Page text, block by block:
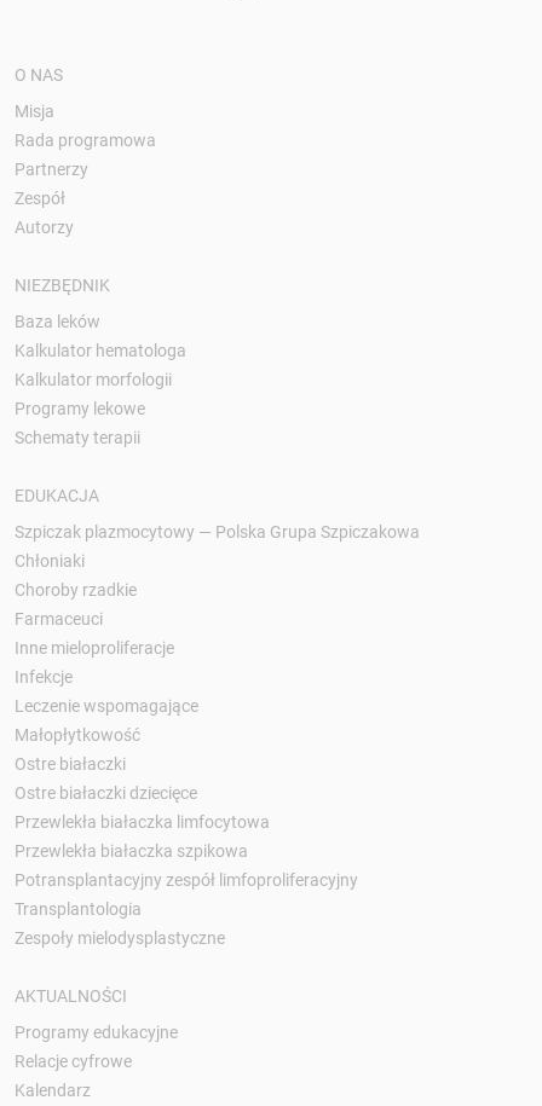
O NAS
Misja
Rada programowa
Partnerzy
Zespół
Autorzy
NIEZBĘDNIK
Baza leków
Kalkulator hematologa
Kalkulator morfologii
Programy lekowe
Schematy terapii
EDUKACJA
Szpiczak plazmocytowy — Polska Grupa Szpiczakowa
Chłoniaki
Choroby rzadkie
Farmaceuci
Inne mieloproliferacje
Infekcje
Leczenie wspomagające
Małopłytkowość
Ostre białaczki
Ostre białaczki dziecięce
Przewlekła białaczka limfocytowa
Przewlekła białaczka szpikowa
Potransplantacyjny zespół limfoproliferacyjny
Transplantologia
Zespoły mielodysplastyczne
AKTUALNOŚCI
Programy edukacyjne
Relacje cyfrowe
Kalendarz